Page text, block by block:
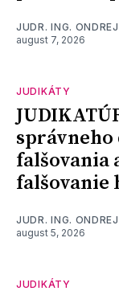
JUDR. ING.
august 7, 2026
JUDIKÁTY
falšovania
falšovanie
JUDR. ING.
august 5, 2026
JUDIKÁTY